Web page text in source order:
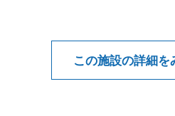
この施設の詳細を